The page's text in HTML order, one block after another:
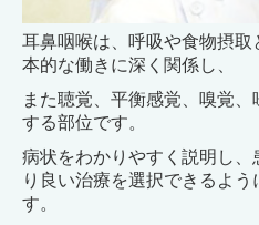
耳鼻咽喉は、呼吸や食物摂
本的な働きに深く関係し、
また聴覚、平衡感覚、嗅覚
する部位です。
病状をわかりやすく説明し、
り良い治療を選択できるよう
す。